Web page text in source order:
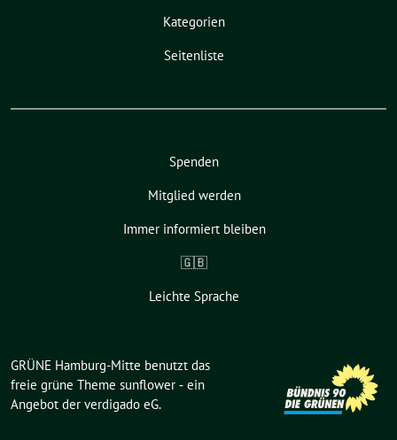
Kategorien
Seitenliste
Spenden
Mitglied werden
Immer informiert bleiben
🇬🇧
Leichte Sprache
GRÜNE Hamburg-Mitte benutzt das
freie grüne Theme sunflower ‐ ein
Angebot der verdigado eG.